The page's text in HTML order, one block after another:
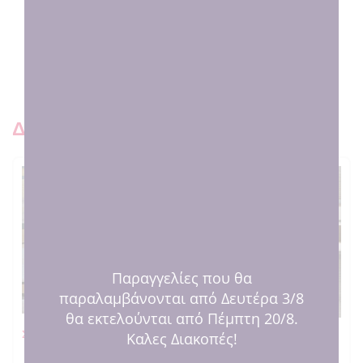
Δειτε και παρόμοια προιοντ
Σκυλάκι Νάνι
Ματάκι καρδούλα βεραμάν “Να
Παραγγελίες που θα
παραλαμβάνονται από Δευτέρα 3/8
θα εκτελούνται από Πέμπτη 20/8.
Καλες Διακοπές!